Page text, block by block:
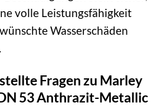
volle Leistungsfähigkeit
Wasserschäden
Fragen zu Marley
53 Anthrazit-Metallic